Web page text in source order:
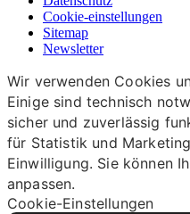
Cookie-einstellungen
Sitemap
Newsletter
Wir verwenden Cookies
Einige sind technisch
sicher und zuverlässig
für Statistik und
Einwilligung. Sie können
anpassen.
Cookie-Einstellungen